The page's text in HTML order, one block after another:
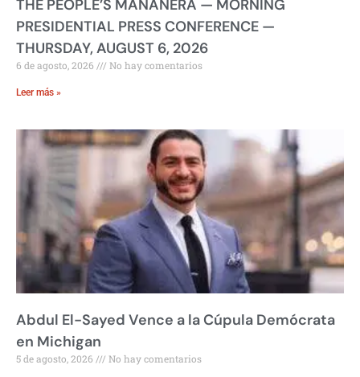
THE PEOPLE’S MAÑANERA — MORNING
PRESIDENTIAL PRESS CONFERENCE —
THURSDAY, AUGUST 6, 2026
6 de agosto, 2026 No hay comentarios
Leer más »
Abdul El-Sayed Vence a la Cúpula Demócrata
en Michigan
5 de agosto, 2026 No hay comentarios